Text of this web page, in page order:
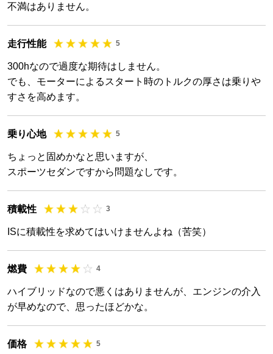
不満はありません。
走行性能 5
300hなので過度な期待はしません。
でも、モーターによるスタート時のトルクの厚さは乗りや
すさを高めます。
乗り心地 5
ちょっと固めかなと思いますが、
スポーツセダンですから問題なしです。
積載性 3
ISに積載性を求めてはいけませんよね（苦笑）
燃費 4
ハイブリッドなので悪くはありませんが、エンジンの介入
が早めなので、思ったほどかな。
価格 5